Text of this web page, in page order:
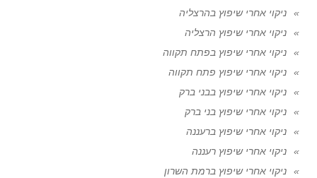
ניקוי אחרי שיפוץ בהרצליה
ניקוי אחרי שיפוץ הרצליה
ניקוי אחרי שיפוץ בפתח תקווה
ניקוי אחרי שיפוץ פתח תקווה
ניקוי אחרי שיפוץ בבני ברק
ניקוי אחרי שיפוץ בני ברק
ניקוי אחרי שיפוץ ברעננה
ניקוי אחרי שיפוץ רעננה
ניקוי אחרי שיפוץ ברמת השרון